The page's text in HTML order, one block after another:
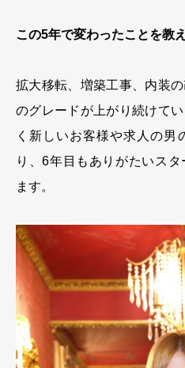
この5年で変わったことを教
拡大移転、増築工事、内装
のグレードが上がり続けて
く新しいお客様や求人の男
り、6年目もありがたいス
ます。